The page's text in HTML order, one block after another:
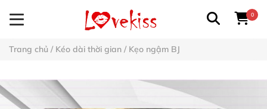
0
Trang chủ / Kéo dài thời gian / Kẹo ngậm BJ